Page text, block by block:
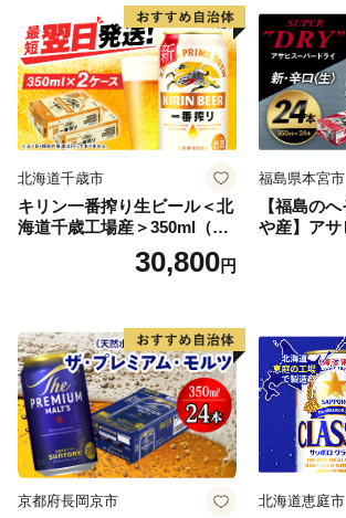
北海道千歳市
キリン一番搾り生ビール＜北
海道千歳工場産＞350ml（24
30,800円
福島県本宮市
【福島の
や産】アサ
350ml×24
ス アルコ
口 送料無
【07214-
京都府長岡京市 北海道恵庭市